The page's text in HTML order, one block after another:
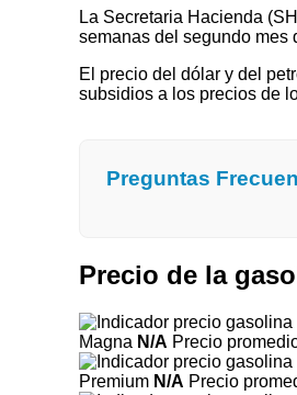
La Secretaria Hacienda
semanas del segundo mes
El precio del dólar y del
subsidios a los precios de
Preguntas
Precio de la
Magna N/A Precio
Premium N/A Precio